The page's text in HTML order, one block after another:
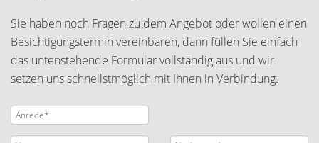
Sie haben noch Fragen zu dem Angebot oder wollen einen
Besichtigungstermin vereinbaren, dann füllen Sie einfach
das untenstehende Formular vollständig aus und wir
setzen uns schnellstmöglich mit Ihnen in Verbindung.